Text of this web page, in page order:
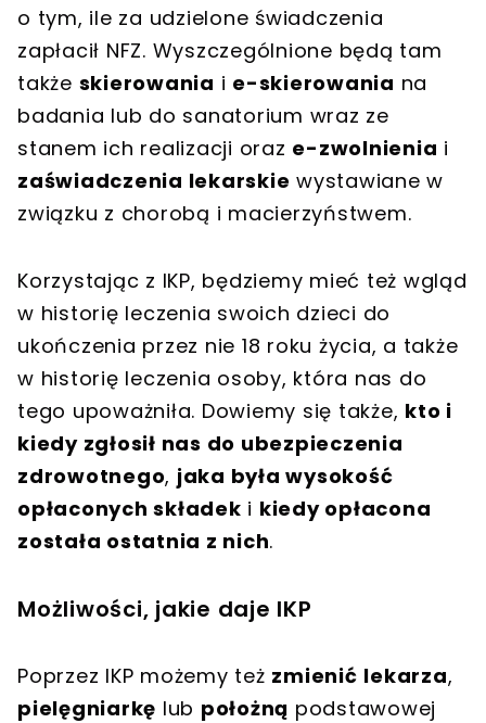
o tym, ile za udzielone świadczenia
zapłacił NFZ. Wyszczególnione będą tam
także skierowania i e-skierowania na
badania lub do sanatorium wraz ze
stanem ich realizacji oraz e-zwolnienia i
zaświadczenia lekarskie wystawiane w
związku z chorobą i macierzyństwem.
Korzystając z IKP, będziemy mieć też wgląd
w historię leczenia swoich dzieci do
ukończenia przez nie 18 roku życia, a także
w historię leczenia osoby, która nas do
tego upoważniła. Dowiemy się także, kto i
kiedy zgłosił nas do ubezpieczenia
zdrowotnego, jaka była wysokość
opłaconych składek i kiedy opłacona
została ostatnia z nich.
Możliwości, jakie daje IKP
Poprzez IKP możemy też zmienić lekarza,
pielęgniarkę lub położną podstawowej